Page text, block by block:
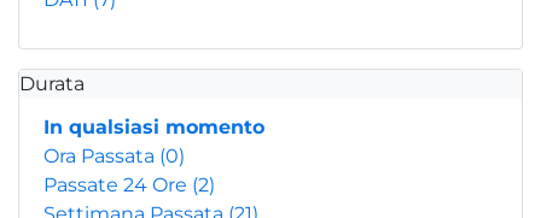
Durata
In qualsiasi momento
Ora Passata (0)
Passate 24 Ore (2)